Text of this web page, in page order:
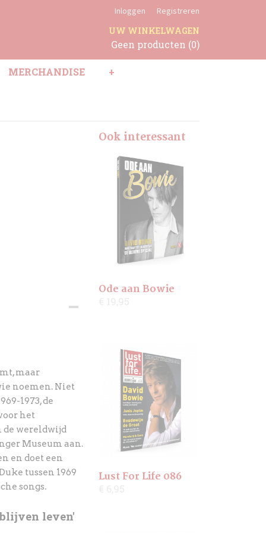
Inloggen Registreren
UW WINKELWAGEN
Geen producten (0)
MERCHANDISE +
maar
noemen. Niet
1973, de
het
de wereldwijd
Museum aan.
en doet een
tussen 1969
songs.
leven'
Ook interessant
Ode aan Bowie
Lust For Life 086